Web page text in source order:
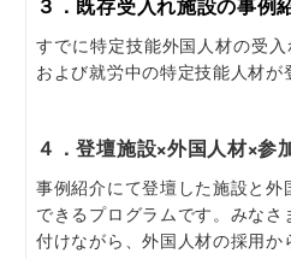
３．既存受入れ施設の事例
すでに特定技能外国人材の受
および就労中の特定技能人材が
４．登壇施設×外国人材×参
事例紹介にて登壇した施設と
できるプログラムです。みな
付けながら、外国人材の採用か